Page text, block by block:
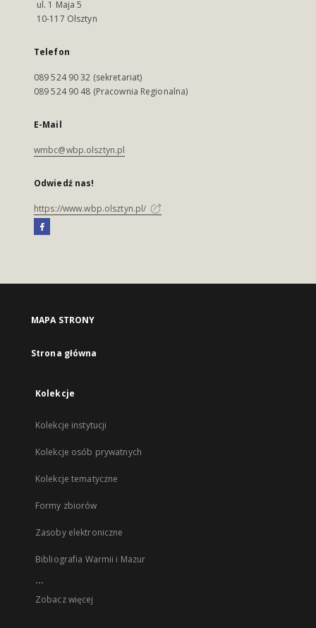
ul. 1 Maja 5
10-117 Olsztyn
Telefon
089 524 90 32 (sekretariat)
089 524 90 48 (Pracownia Regionalna)
E-Mail
wmbc@wbp.olsztyn.pl
Odwiedź nas!
https://www.wbp.olsztyn.pl/
MAPA STRONY
Strona główna
Kolekcje
Kolekcje instytucji
Kolekcje osób prywatnych
Kolekcje tematyczne
Formy zbiorów
Zasoby elektroniczne
Bibliografia Warmii i Mazur
...
Zobacz więcej